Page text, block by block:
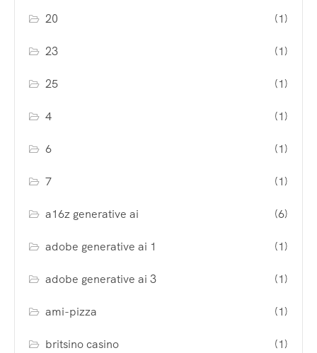
20 (1)
23 (1)
25 (1)
4 (1)
6 (1)
7 (1)
a16z generative ai (6)
adobe generative ai 1 (1)
adobe generative ai 3 (1)
ami-pizza (1)
britsino casino (1)